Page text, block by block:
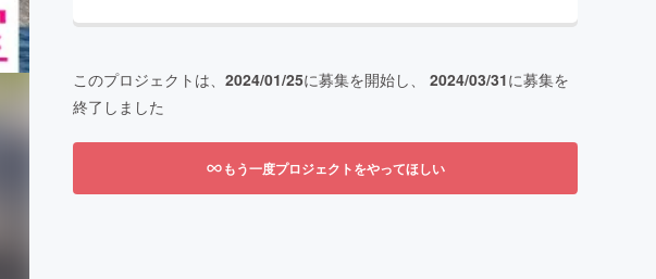
このプロジェクトは、 2024/01/25に募集を開始し、 2024/03/31に募集を
終了しました
もう一度プロジェクトをやってほしい